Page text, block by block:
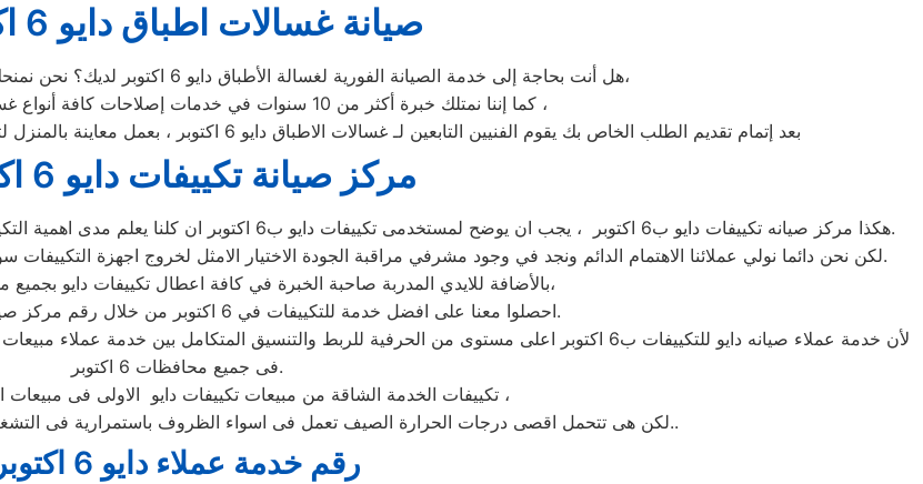
صيانة غسالات اطباق دايو 6 اكتوبر
هل أنت بحاجة إلى خدمة الصيانة الفورية لغسالة الأطباق دايو 6 اكتوبر لديك؟ نحن نمنحك خدمة الصيانة الفورية التي ترغب بها،
كما إننا نمتلك خبرة أكثر من 10 سنوات في خدمات إصلاحات كافة أنواع غسالات الأطباق دايو 6 اكتوبر ،
بعد إتمام تقديم الطلب الخاص بك يقوم الفنيين التابعين لـ غسالات الاطباق دايو 6 اكتوبر ، بعمل معاينة بالمنزل لتحديد العطل، ثم القيام بإصلاحه دون سحب الجهاز إلى التوكيل
مركز صيانة تكييفات دايو 6 اكتوبر
هكذا مركز صيانه تكييفات دايو ب6 اكتوبر ، يجب ان يوضح لمستخدمى تكييفات دايو ب6 اكتوبر ان كلنا يعلم مدى اهمية التكييف بالمنزل ونحن لا ندخر جهدا كي نلبي جميع طلبات الصيانه لتكييفات دايو.
لكن نحن دائما نولي عملائنا الاهتمام الدائم ونجد في وجود مشرفي مراقبة الجودة الاختيار الامثل لخروج اجهزة التكييفات سواء من مركز الصيانه لتكييفات دايو المعتمد ب6 اكتوبر او من منزل العميل.
بالأضافة للايدي المدربة صاحبة الخبرة في كافة اعطال تكييفات دايو بجميع موديلاتها القديم منها والحديث،
احصلوا معنا على افضل خدمة للتكييفات في 6 اكتوبر من خلال رقم مركز صيانه دايو المعتمد في 6 اكتوبر.
لأن خدمة عملاء صيانه دايو للتكييفات ب6 اكتوبر اعلى مستوى من الحرفية للربط والتنسيق المتكامل
فى جميع محافظات 6 اكتوبر.
تكييفات الخدمة الشاقة من مبيعات تكييفات دايو الاولى فى مبيعات التكييفات فى 6 اكتوبر ،
لكن هى تتحمل اقصى درجات الحرارة الصيف تعمل فى اسواء الظروف باستمرارية فى التشغيل المتواصل حيث لا يضاهيها اى تكييفات اخر..
رقم خدمة عملاء دايو 6 اكتوبر